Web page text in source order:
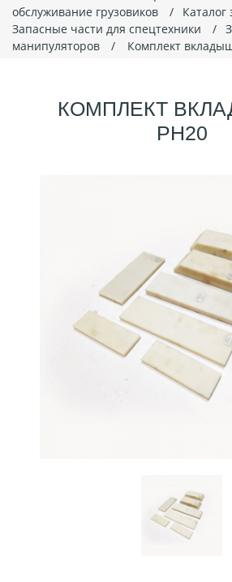
обслуживание грузовиков
Каталог
Запасные части для спецтехники
манипуляторов
Комплект
КОМПЛЕКТ
PH20